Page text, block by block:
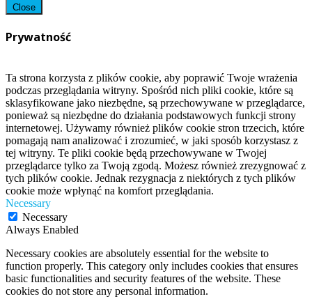
Close
Prywatność
Ta strona korzysta z plików cookie, aby poprawić Twoje wrażenia
podczas przeglądania witryny. Spośród nich pliki cookie, które są
sklasyfikowane jako niezbędne, są przechowywane w przeglądarce,
ponieważ są niezbędne do działania podstawowych funkcji strony
internetowej. Używamy również plików cookie stron trzecich, które
pomagają nam analizować i zrozumieć, w jaki sposób korzystasz z
tej witryny. Te pliki cookie będą przechowywane w Twojej
przeglądarce tylko za Twoją zgodą. Możesz również zrezygnować z
tych plików cookie. Jednak rezygnacja z niektórych z tych plików
cookie może wpłynąć na komfort przeglądania.
Necessary
Necessary
Always Enabled
Necessary cookies are absolutely essential for the website to
function properly. This category only includes cookies that ensures
basic functionalities and security features of the website. These
cookies do not store any personal information.